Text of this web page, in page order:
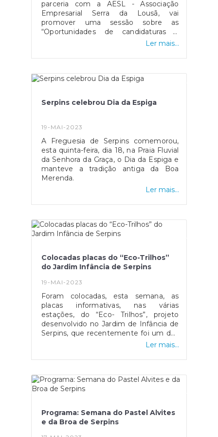
parceria com a AESL - Associação
Empresarial Serra da Lousã, vai
promover uma sessão sobre as
“Oportunidades de candidaturas a
fundos europeus”, destinado às
Serpins.A sessão decorre no dia 29 de
Freguesia de Serpins, na Feira dos
link:
Ler mais...
Serpins celebrou Dia da Espiga
19-MAI-2023
A Freguesia de Serpins comemorou,
esta quinta-feira, dia 18, na Praia Fluvial
da Senhora da Graça, o Dia da Espiga e
manteve a tradição antiga da Boa
Merenda.
Ler mais...
Colocadas placas do “Eco-Trilhos”
do Jardim Infância de Serpins
19-MAI-2023
Foram colocadas, esta semana, as
placas informativas, nas várias
estações, do “Eco- Trilhos”, projeto
desenvolvido no Jardim de Infância de
Serpins, que recentemente foi um dos
5 projetos premiados a nível nacional,
Freguesia de Serpins reconhecendo a
comunidade educativa local e para a
Freguesia de Serpins apoiou a
colocação que contou ainda com a
presença das crianças da Escola de
Casal Santo António.Refira-se que, este
é um trilho dedicado à riqueza e
Ler mais...
Programa: Semana do Pastel Alvites
e da Broa de Serpins